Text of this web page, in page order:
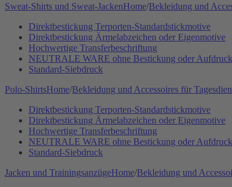
Sweat-Shirts und Sweat-JackenHome/Bekleidung und
Direktbestickung Terporten-Standardstickmotive
Direktbestickung Ärmelabzeichen oder Eigenmotive
Hochwertige Transferbeschriftung
NEUTRALE WARE ohne Bestickung oder Aufdruck
Standard-Siebdruck
Polo-ShirtsHome/Bekleidung und Accessoires für
Direktbestickung Terporten-Standardstickmotive
Direktbestickung Ärmelabzeichen oder Eigenmotive
Hochwertige Transferbeschriftung
NEUTRALE WARE ohne Bestickung oder Aufdruck
Standard-Siebdruck
Jacken und TrainingsanzügeHome/Bekleidung und